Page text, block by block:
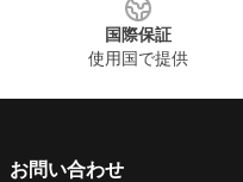
国際保証
使用国で提供
お問い合わせ